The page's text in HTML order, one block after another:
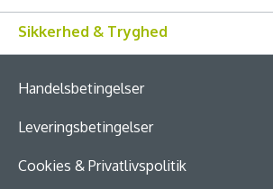
Sikkerhed & Tryghed
Handelsbetingelser
Leveringsbetingelser
Cookies & Privatlivspolitik